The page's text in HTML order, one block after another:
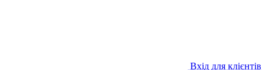
Вхід для клієнтів